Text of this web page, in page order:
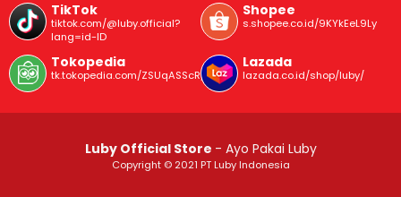
TikTok
tiktok.com/@luby.official?
lang=id-ID
Shopee
s.shopee.co.id/9KYkEeL9Ly
Tokopedia
tk.tokopedia.com/ZSUqASScR/
Lazada
lazada.co.id/shop/luby/
Luby Official Store - Ayo Pakai Luby
Copyright © 2021 PT Luby Indonesia